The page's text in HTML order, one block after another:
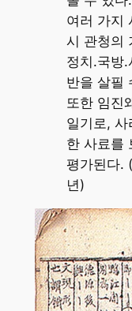
여러 가지
시 관청의
정치.국방
반을 살필
또한 임진
일기로,
한 사료를
평가된다.
년)